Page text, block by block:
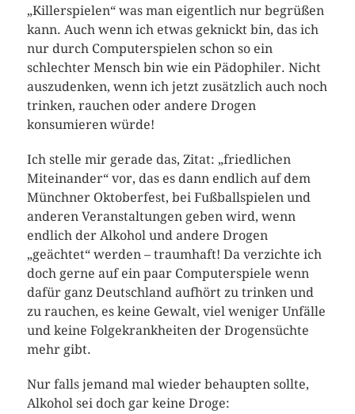
„Killerspielen“ was man eigentlich nur begrüßen
kann. Auch wenn ich etwas geknickt bin, das ich
nur durch Computerspielen schon so ein
schlechter Mensch bin wie ein Pädophiler. Nicht
auszudenken, wenn ich jetzt zusätzlich auch noch
trinken, rauchen oder andere Drogen
konsumieren würde!
Ich stelle mir gerade das, Zitat: „friedlichen
Miteinander“ vor, das es dann endlich auf dem
Münchner Oktoberfest, bei Fußballspielen und
anderen Veranstaltungen geben wird, wenn
endlich der Alkohol und andere Drogen
„geächtet“ werden – traumhaft! Da verzichte ich
doch gerne auf ein paar Computerspiele wenn
dafür ganz Deutschland aufhört zu trinken und
zu rauchen, es keine Gewalt, viel weniger Unfälle
und keine Folgekrankheiten der Drogensüchte
mehr gibt.
Nur falls jemand mal wieder behaupten sollte,
Alkohol sei doch gar keine Droge: